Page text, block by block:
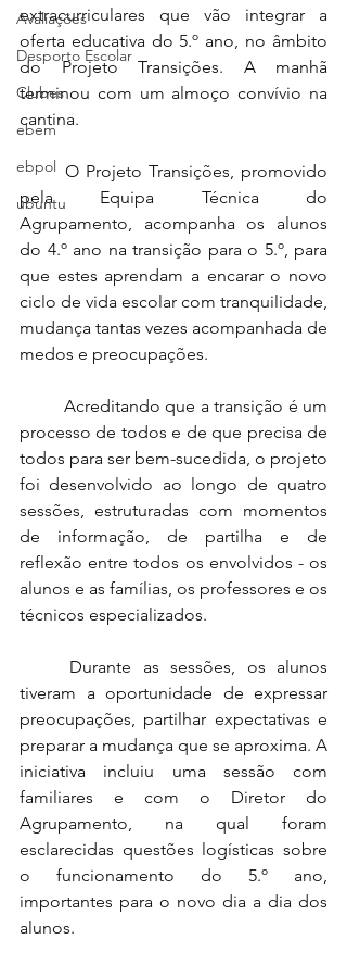
Avaliações
Desporto Escolar
Clubes
ebem
ebpol
ubuntu
extracurriculares que vão integrar a
oferta educativa do 5.º ano, no âmbito
do Projeto Transições. A manhã
terminou com um almoço convívio na
cantina.
	O Projeto Transições, promovido
pela Equipa Técnica do
Agrupamento, acompanha os alunos
do 4.º ano na transição para o 5.º, para
que estes aprendam a encarar o novo
ciclo de vida escolar com tranquilidade,
mudança tantas vezes acompanhada de
medos e preocupações.
processo de todos e de que precisa de
todos para ser bem-sucedida, o projeto
foi desenvolvido ao longo de quatro
sessões, estruturadas com momentos
de informação, de partilha e de
reflexão entre todos os envolvidos - os
alunos e as famílias, os professores e os
técnicos especializados.
tiveram a oportunidade de expressar
preocupações, partilhar expectativas e
preparar a mudança que se aproxima. A
iniciativa incluiu uma sessão com
familiares e com o Diretor do
Agrupamento, na qual foram
esclarecidas questões logísticas sobre
o funcionamento do 5.º ano,
importantes para o novo dia a dia dos
alunos.